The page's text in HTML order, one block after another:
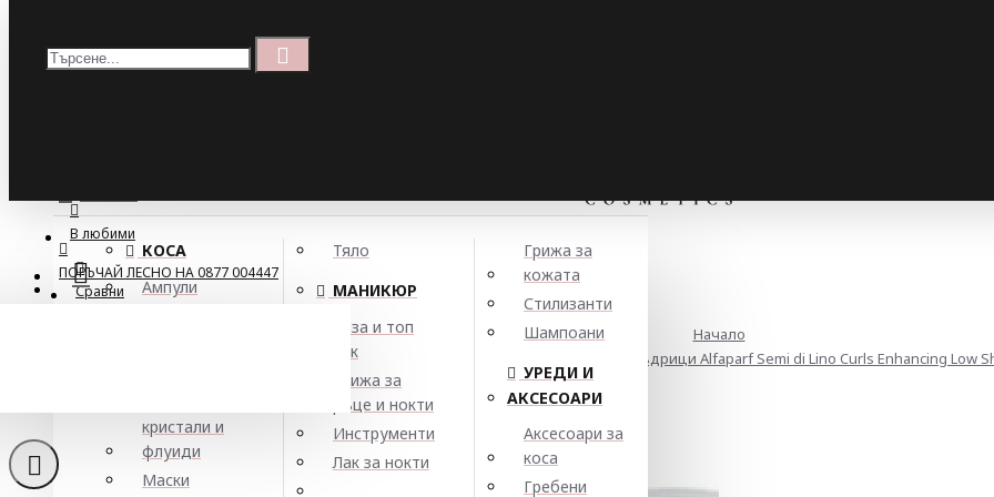
Кошница
В любими
Сравни
КОСА
Ампули
кристали и
флуиди
Маски
Тяло
МАНИКЮР
База и топ
лак
Грижа за
ръце и нокти
Инструменти
Лак за нокти
Грижа за
кожата
Стилизанти
Шампоани
УРЕДИ И
АКСЕСОАРИ
Аксесоари за
коса
Гребени
ПОРЪЧАЙ ЛЕСНО НА 0877 004447
Начало
Хидратиращ шампоан за изразителни къдрици Alfaparf Semi di Lino Curls Enhancing Low